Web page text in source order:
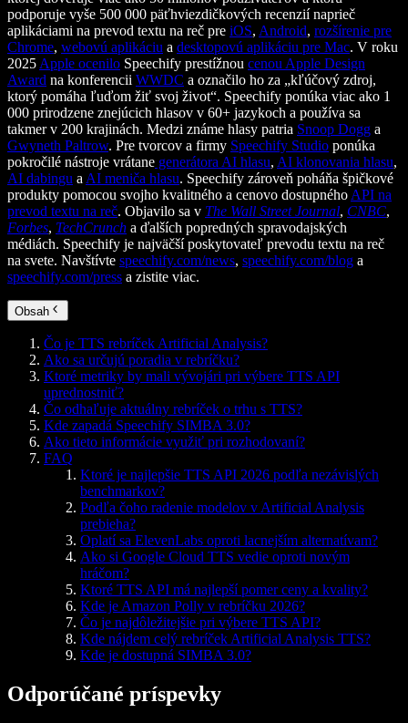
podporuje vyše 500 000 päťhviezdičkových recenzií naprieč
aplikáciami na prevod textu na reč pre iOS, Android, rozšírenie pre
Chrome, webovú aplikáciu a desktopovú aplikáciu pre Mac. V roku
2025 Apple ocenilo Speechify prestížnou cenou Apple Design
Award na konferencii WWDC a označilo ho za „kľúčový zdroj,
ktorý pomáha ľuďom žiť svoj život“. Speechify ponúka viac ako 1
000 prirodzene znejúcich hlasov v 60+ jazykoch a používa sa
takmer v 200 krajinách. Medzi známe hlasy patria Snoop Dogg a
Gwyneth Paltrow. Pre tvorcov a firmy Speechify Studio ponúka
pokročilé nástroje vrátane generátora AI hlasu, AI klonovania hlasu,
AI dabingu a AI meniča hlasu. Speechify zároveň poháňa špičkové
produkty pomocou svojho kvalitného a cenovo dostupného API na
prevod textu na reč. Objavilo sa v The Wall Street Journal, CNBC,
Forbes, TechCrunch a ďalších popredných spravodajských
médiách. Speechify je najväčší poskytovateľ prevodu textu na reč
na svete. Navštívte speechify.com/news, speechify.com/blog a
speechify.com/press a zistite viac.
Obsah
Čo je TTS rebríček Artificial Analysis?
Ako sa určujú poradia v rebríčku?
Ktoré metriky by mali vývojári pri výbere TTS API
uprednostniť?
Čo odhaľuje aktuálny rebríček o trhu s TTS?
Kde zapadá Speechify SIMBA 3.0?
Ako tieto informácie využiť pri rozhodovaní?
FAQ
Ktoré je najlepšie TTS API 2026 podľa nezávislých
benchmarkov?
Podľa čoho radenie modelov v Artificial Analysis
prebieha?
Oplatí sa ElevenLabs oproti lacnejším alternatívam?
Ako si Google Cloud TTS vedie oproti novým
hráčom?
Ktoré TTS API má najlepší pomer ceny a kvality?
Kde je Amazon Polly v rebríčku 2026?
Čo je najdôležitejšie pri výbere TTS API?
Kde nájdem celý rebríček Artificial Analysis TTS?
Kde je dostupná SIMBA 3.0?
Odporúčané príspevky